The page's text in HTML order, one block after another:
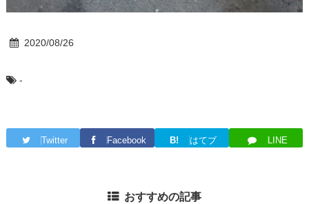
2020/08/26
-
Twitter Facebook B! はてブ LINE
おすすめの記事